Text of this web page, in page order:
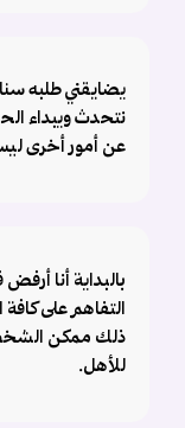
يضايقني طلبه
نتحدث ويبداء
عن أمور أخرى
بالبداية أنا
التفاهم على
ذلك ممكن
للأهل.